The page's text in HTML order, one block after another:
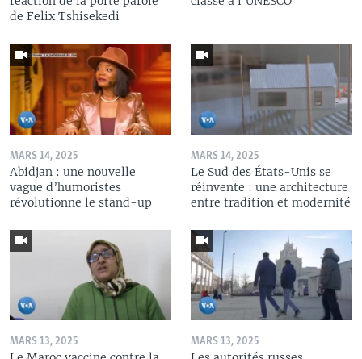
de Felix Tshisekedi
MARS 14, 2025
Abidjan : une nouvelle
vague d’humoristes
révolutionne le stand-up
MARS 14, 2025
Le Sud des États-Unis se
réinvente : une architecture
entre tradition et modernité
MARS 13, 2025 MARS 13, 2025